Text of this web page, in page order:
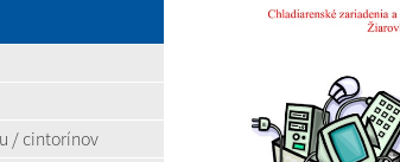
/ cintorínov